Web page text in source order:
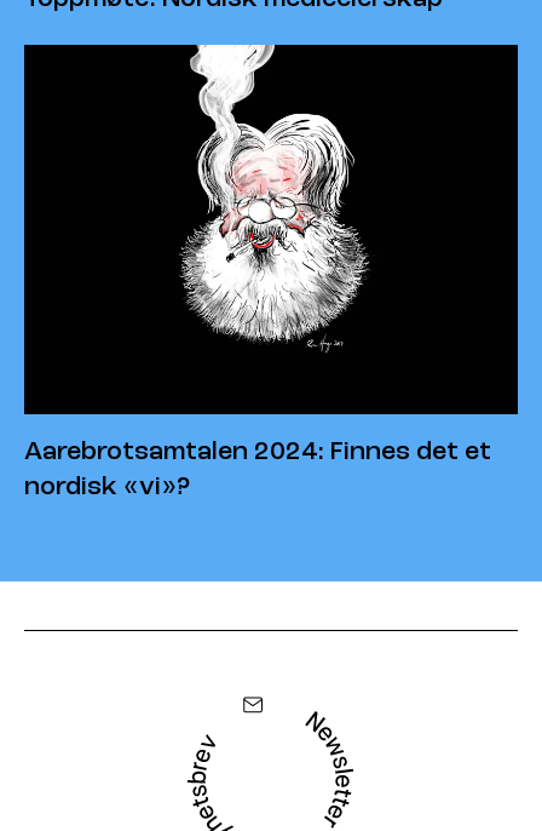
Aarebrotsamtalen 2024: Finnes det et
nordisk «vi»?